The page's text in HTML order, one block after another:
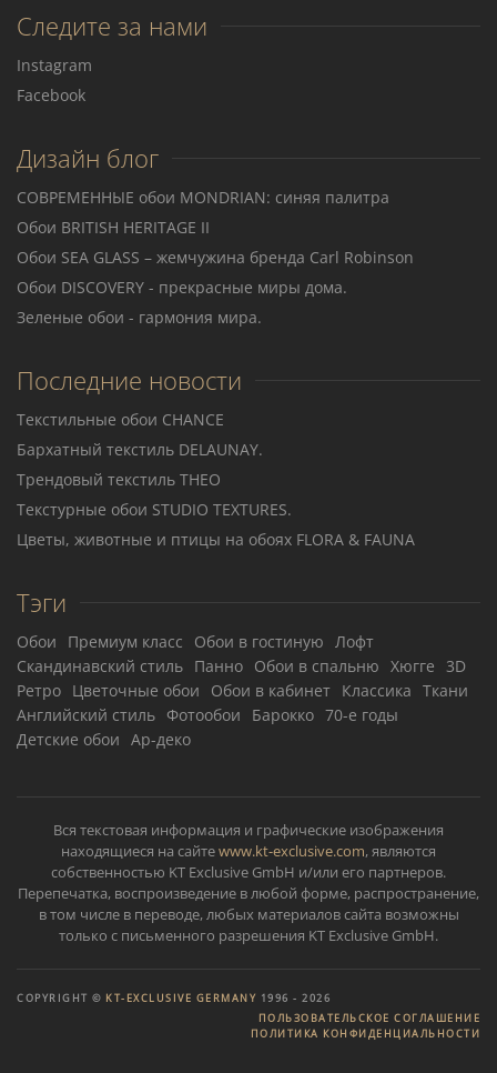
Следите за нами
Instagram
Facebook
Дизайн блог
СОВРЕМЕННЫЕ обои MONDRIAN: синяя палитра
Обои BRITISH HERITAGE II
Обои SEA GLASS – жемчужина бренда Carl Robinson
Обои DISCOVERY - прекрасные миры дома.
Зеленые обои - гармония мира.
Последние новости
Текстильные обои CHANCE
Бархатный текстиль DELAUNAY.
Трендовый текстиль THEO
Teкстурные обои STUDIO TEXTURES.
Цветы, животные и птицы на обоях FLORA & FAUNA
Тэги
Обои Премиум класс Обои в гостиную Лофт
Скандинавский стиль Панно Обои в спальню Хюгге
3D
Ретро Цветочные обои Обои в кабинет Классика Ткани
Английский стиль Фотообои Барокко 70-е годы
Детские обои Ар-деко
Вся текстовая информация и графические изображения
находящиеся на сайтеwww.kt-exclusive.com, являются
собственностью KT Exclusive GmbH и/или его партнеров.
Перепечатка, воспроизведение в любой форме, распространение,
в том числе в переводе, любых материалов сайта возможны
только с письменного разрешения KT Exclusive GmbH.
COPYRIGHT © KT-EXCLUSIVE GERMANY 1996 - 2026
ПОЛЬЗОВАТЕЛЬСКОЕ СОГЛАШЕНИЕ
ПОЛИТИКА КОНФИДЕНЦИАЛЬНОСТИ